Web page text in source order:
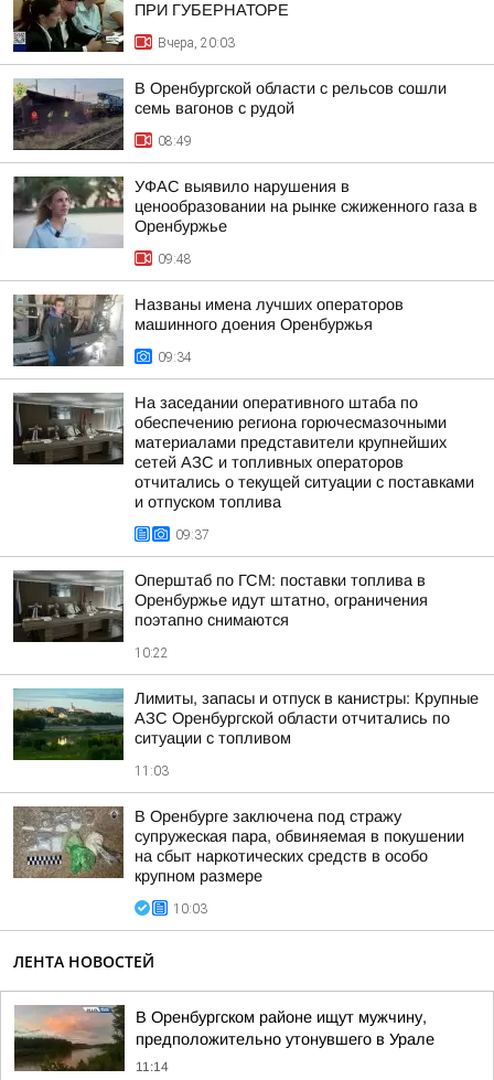
ПРИ ГУБЕРНАТОРЕ
Вчера, 20:03
В Оренбургской области с рельсов сошли
семь вагонов с рудой
08:49
УФАС выявило нарушения в
ценообразовании на рынке сжиженного газа в
Оренбуржье
09:48
Названы имена лучших операторов
машинного доения Оренбуржья
09:34
На заседании оперативного штаба по
обеспечению региона горючесмазочными
материалами представители крупнейших
сетей АЗС и топливных операторов
отчитались о текущей ситуации с поставками
и отпуском топлива
09:37
Оперштаб по ГСМ: поставки топлива в
Оренбуржье идут штатно, ограничения
поэтапно снимаются
10:22
Лимиты, запасы и отпуск в канистры: Крупные
АЗС Оренбургской области отчитались по
ситуации с топливом
11:03
В Оренбурге заключена под стражу
супружеская пара, обвиняемая в покушении
на сбыт наркотических средств в особо
крупном размере
10:03
ЛЕНТА НОВОСТЕЙ
В Оренбургском районе ищут мужчину,
предположительно утонувшего в Урале
11:14